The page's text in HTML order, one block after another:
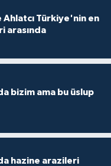
Ahlatcı Türkiye'nin en
arasında
bizim ama bu üslup
hazine arazileri